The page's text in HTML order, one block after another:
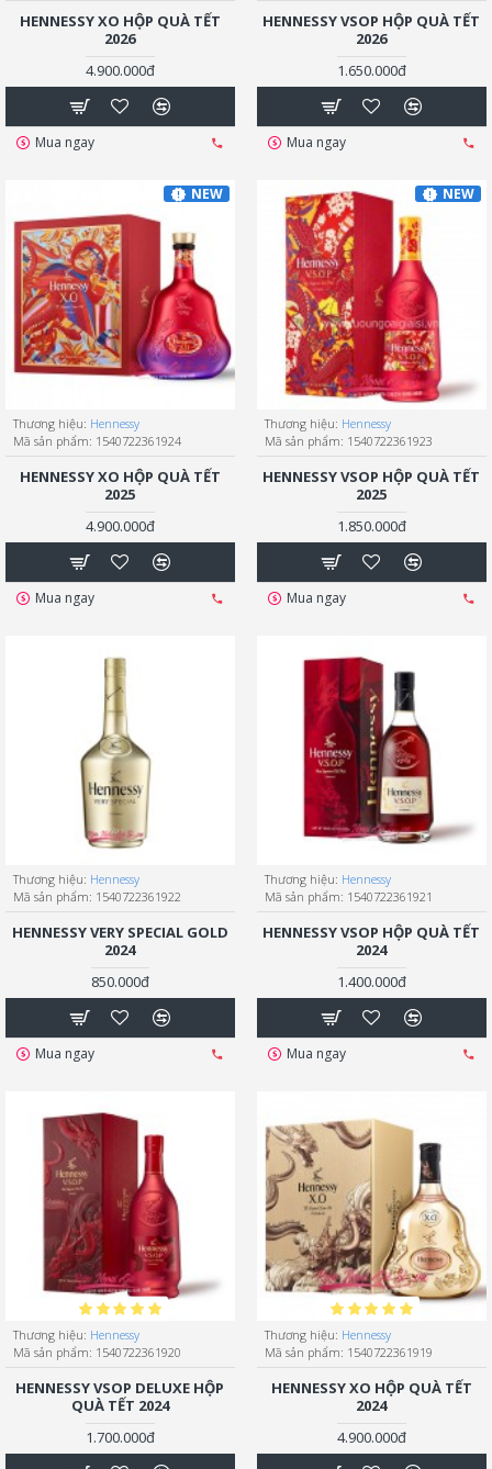
HENNESSY XO HỘP QUÀ TẾT
2026
4.900.000đ
Mua ngay
HENNESSY VSOP HỘP QUÀ TẾT
2026
1.650.000đ
Mua ngay
NEW
Thương hiệu: Hennessy
Mã sản phẩm: 1540722361924
HENNESSY XO HỘP QUÀ TẾT
2025
4.900.000đ
Mua ngay
NEW
Thương hiệu: Hennessy
Mã sản phẩm: 1540722361923
HENNESSY VSOP HỘP QUÀ TẾT
2025
1.850.000đ
Mua ngay
Thương hiệu: Hennessy
Mã sản phẩm: 1540722361922
HENNESSY VERY SPECIAL GOLD
2024
850.000đ
Mua ngay
Thương hiệu: Hennessy
Mã sản phẩm: 1540722361921
HENNESSY VSOP HỘP QUÀ TẾT
2024
1.400.000đ
Mua ngay
Thương hiệu: Hennessy
Mã sản phẩm: 1540722361920
HENNESSY VSOP DELUXE HỘP
QUÀ TẾT 2024
1.700.000đ
Thương hiệu: Hennessy
Mã sản phẩm: 1540722361919
HENNESSY XO HỘP QUÀ TẾT
2024
4.900.000đ